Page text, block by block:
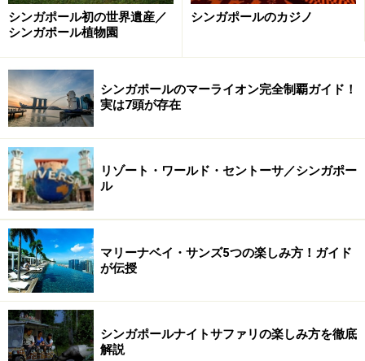
三ツ星シェフが提案する、ひと味違うハン
バーガーとは？
三ツ星バーガー登場！
とは言え、一番の売りのハンバーガーを食べてみない
と！と言う事で、シェフのイニシャルが冠された一押し
の「"B"Burger（19シンガポールドル）」とポテト（3シ
ンガポールドル）を注文しました。
ドライエイジングされた、極上のお肉が使われています
やって来たバーガーを見てびっくり。ぱっと見た感じで
は、やや小さめな印象ですが、10cmほどの高さのあり、
シンガポール初の世界遺産／
シンガポール植物園
シンガポールのカジノ
シンガポールのマーライオン完全制覇ガイド！
実は7頭が存在
リゾート・ワールド・セントーサ／シンガポー
ル
マリーナベイ・サンズ5つの楽しみ方！ガイド
が伝授
シンガポールナイトサファリの楽しみ方を徹底
解説